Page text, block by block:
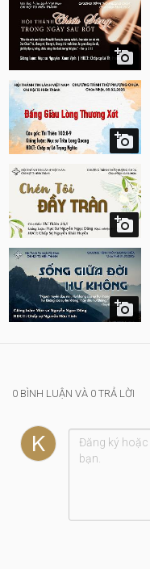




0 BÌNH LUẬN VÀ 0 TRẢ LỜI